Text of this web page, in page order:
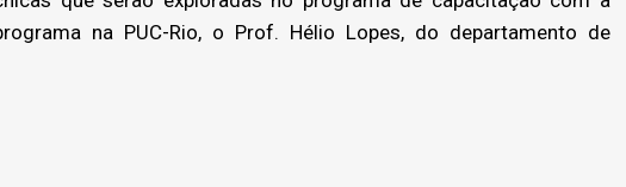
na PUC-Rio, o Prof. Hélio Lopes, do departamento de